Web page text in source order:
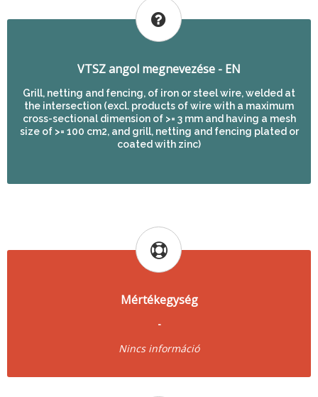
VTSZ angol megnevezése - EN
Grill, netting and fencing, of iron or steel wire, welded at
the intersection (excl. products of wire with a maximum
cross-sectional dimension of >= 3 mm and having a mesh
size of >= 100 cm2, and grill, netting and fencing plated or
coated with zinc)
Mértékegység
-
Nincs információ